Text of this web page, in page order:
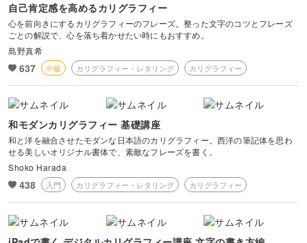
自己肯定感を高めるカリグラフィー
心を前向きにするカリグラフィーのフレーズ。整った文字のコツとフレーズ
ごとの解説で、心を落ち着かせたい時にもおすすめ。
島野真希
637 中級 カリグラフィー・レタリング カリグラフィー
和モダンカリグラフィー 基礎講座
和と洋を融合させたモダンな日本語のカリグラフィー。西洋の筆記体を思わ
せる美しいオリジナル書体で、素敵なフレーズを書く。
Shoko Harada
438 入門 カリグラフィー・レタリング カリグラフィー